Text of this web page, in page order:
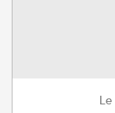
Le